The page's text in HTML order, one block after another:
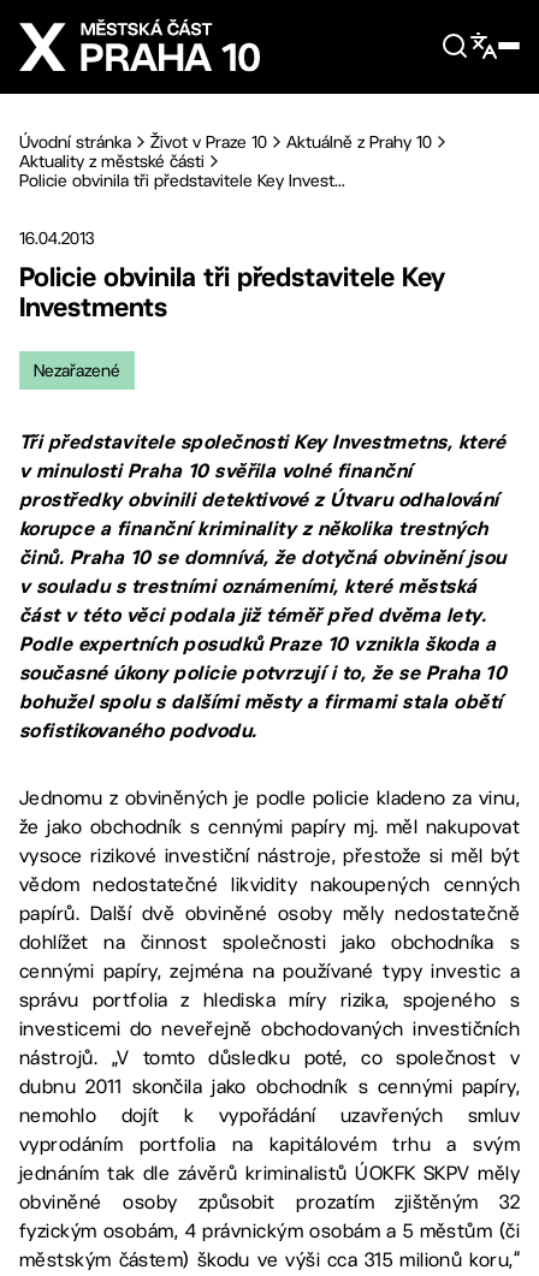
Přejít na hlavní obsah
Úvodní stránka Život v Praze 10
Aktuálně z Prahy 10
Aktuality z městské části
Policie obvinila tři představitele Key Invest...
16.04.2013
Policie obvinila tři představitele Key
Investments
Nezařazené
Tři představitele společnosti Key Investmetns, které
v minulosti Praha 10 svěřila volné finanční
prostředky obvinili detektivové z Útvaru odhalování
korupce a finanční kriminality z několika trestných
činů. Praha 10 se domnívá, že dotyčná obvinění jsou
v souladu s trestními oznámeními, které městská
část v této věci podala již téměř před dvěma lety.
Podle expertních posudků Praze 10 vznikla škoda a
současné úkony policie potvrzují i to, že se Praha 10
bohužel spolu s dalšími městy a firmami stala obětí
sofistikovaného podvodu.
Jednomu z obviněných je podle policie kladeno za vinu,
že jako obchodník s cennými papíry mj. měl nakupovat
vysoce rizikové investiční nástroje, přestože si měl být
vědom nedostatečné likvidity nakoupených cenných
papírů. Další dvě obviněné osoby měly nedostatečně
dohlížet na činnost společnosti jako obchodníka s
cennými papíry, zejména na používané typy investic a
správu portfolia z hlediska míry rizika, spojeného s
investicemi do neveřejně obchodovaných investičních
nástrojů. „V tomto důsledku poté, co společnost v
dubnu 2011 skončila jako obchodník s cennými papíry,
nemohlo dojít k vypořádání uzavřených smluv
vyprodáním portfolia na kapitálovém trhu a svým
jednáním tak dle závěrů kriminalistů ÚOKFK SKPV měly
obviněné osoby způsobit prozatím zjištěným 32
fyzickým osobám, 4 právnickým osobám a 5 městům (či
městským částem) škodu ve výši cca 315 milionů koru,“